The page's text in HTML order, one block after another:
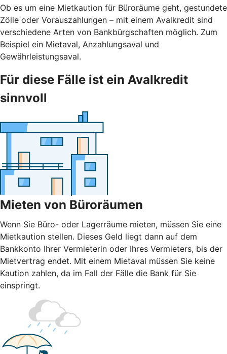
Ob es um eine Mietkaution für Büroräume geht, gestundete
Zölle oder Vorauszahlungen – mit einem Avalkredit sind
verschiedene Arten von Bankbürgschaften möglich. Zum
Beispiel ein Mietaval, Anzahlungsaval und
Gewährleistungsaval.
Für diese Fälle ist ein Avalkredit
sinnvoll
Mieten von Büroräumen
Wenn Sie Büro- oder Lagerräume mieten, müssen Sie eine
Mietkaution stellen. Dieses Geld liegt dann auf dem
Bankkonto Ihrer Vermieterin oder Ihres Vermieters, bis der
Mietvertrag endet. Mit einem Mietaval müssen Sie keine
Kaution zahlen, da im Fall der Fälle die Bank für Sie
einspringt.